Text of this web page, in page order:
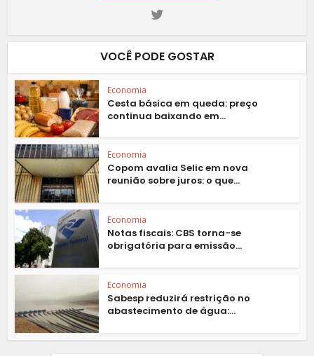
VOCÊ PODE GOSTAR
Economia
Cesta básica em queda: preço
continua baixando em...
Economia
Copom avalia Selic em nova
reunião sobre juros: o que...
Economia
Notas fiscais: CBS torna-se
obrigatória para emissão...
Economia
Sabesp reduzirá restrição no
abastecimento de água:...